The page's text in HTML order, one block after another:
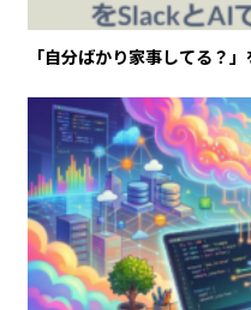
「自分ばかり家事してる？